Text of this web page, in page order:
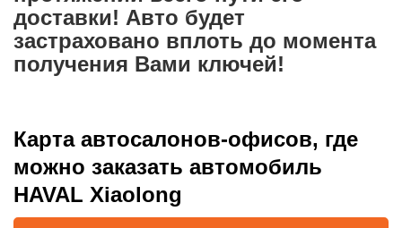
доставки! Авто будет
застраховано вплоть до момента
получения Вами ключей!
Карта автосалонов-офисов, где
можно заказать автомобиль
HAVAL Xiaolong